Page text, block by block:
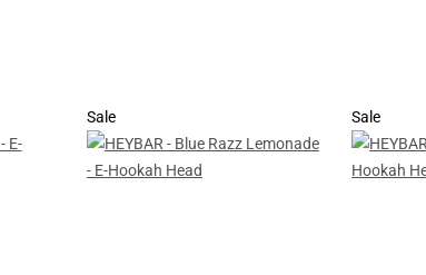
Sale Sale